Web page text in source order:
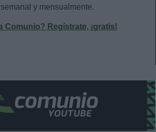
y mensualmente.
Comunio? Regístrate, ¡gratis!